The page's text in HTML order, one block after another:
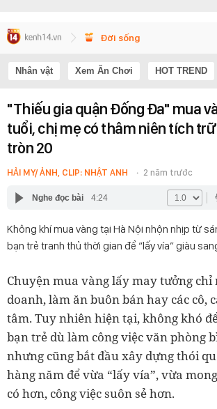
Đời sống
Nhân vật Xem Ăn Chơi HOT TREND
"Thiếu gia quận Đống Đa" mua
tuổi, chị mẹ có thâm niên tích
tròn 20
HẢI MY/ ẢNH, CLIP: NHẬT ANH 2 năm trước
Nghe đọc bài 4:24
Không khí mua vàng tại Hà Nội nhộn nhịp từ
bạn trẻ tranh thủ thời gian để “lấy vía” giàu
Chuyện mua vàng lấy may tưởng
doanh, làm ăn buôn bán hay các cô,
tâm. Tuy nhiên hiện tại, không khó
bạn trẻ dù làm công việc văn phòng
nhưng cũng bắt đầu xây dựng thói
hàng năm để vừa “lấy vía”, vừa
có hơn, công việc suôn sẻ hơn.